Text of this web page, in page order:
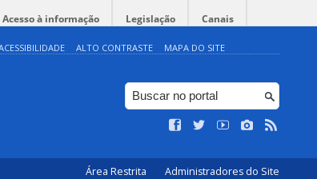
Acesso à informação Legislação Canais
ALTO CONTRASTE MAPA DO SITE
Área Restrita Administradores do Site